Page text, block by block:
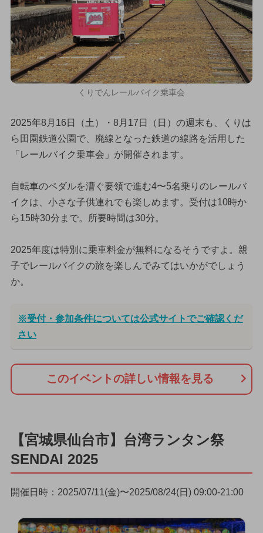
くりでんレールバイク乗車会
2025年8月16日（土）・8月17日（日）の週末も、くりは
ら田園鉄道公園で、廃線となった鉄道の線路を活用した
「レールバイク乗車会」が開催されます。
自転車のペダルを漕ぐ要領で進む4〜5名乗りのレールバ
イクは、小さな子供連れでも楽しめます。受付は10時か
ら15時30分まで。所要時間は30分。
2025年度は特別に乗車料金が無料になるそうですよ。親
子でレールバイクの旅を楽しんでみてはいかがでしょう
か。
※受付・参加条件については公式サイトでご確認くだ
さい
このイベントの詳しい情報を見る
【宮城県仙台市】台湾ランタン祭
SENDAI 2025
開催日時：2025/07/11(金)〜2025/08/24(日) 09:00-21:00